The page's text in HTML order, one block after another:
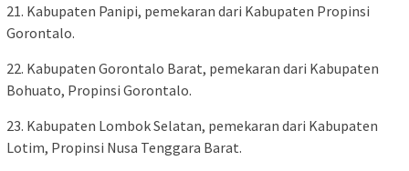
21. Kabupaten Panipi, pemekaran dari Kabupaten Propinsi
Gorontalo.
22. Kabupaten Gorontalo Barat, pemekaran dari Kabupaten
Bohuato, Propinsi Gorontalo.
23. Kabupaten Lombok Selatan, pemekaran dari Kabupaten
Lotim, Propinsi Nusa Tenggara Barat.